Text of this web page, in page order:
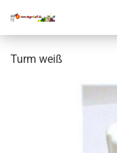
Turm weiß